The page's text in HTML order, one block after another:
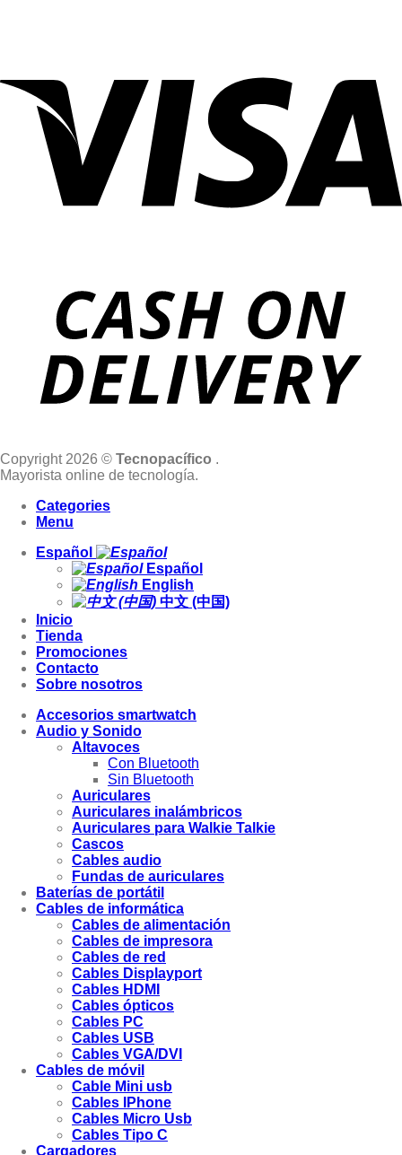
Copyright 2026 © Tecnopacífico .
Mayorista online de tecnología.
Categories
Menu
Español
Español
English
中文 (中国)
Inicio
Tienda
Promociones
Contacto
Sobre nosotros
Accesorios smartwatch
Audio y Sonido
Altavoces
Con Bluetooth
Sin Bluetooth
Auriculares
Auriculares inalámbricos
Auriculares para Walkie Talkie
Cascos
Cables audio
Fundas de auriculares
Baterías de portátil
Cables de informática
Cables de alimentación
Cables de impresora
Cables de red
Cables Displayport
Cables HDMI
Cables ópticos
Cables PC
Cables USB
Cables VGA/DVI
Cables de móvil
Cable Mini usb
Cables IPhone
Cables Micro Usb
Cables Tipo C
Cargadores